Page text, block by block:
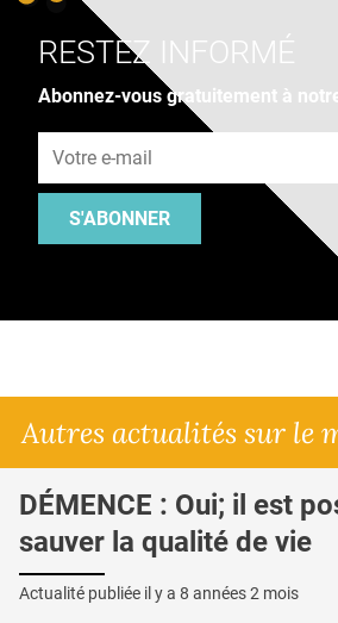
RESTEZ INFORMÉ
Abonnez-vous gratuitement à
S'ABONNER
Autres actualités sur le
DÉMENCE : Oui; il est
sauver la qualité de vie
Actualité publiée il y a 8 années 2 mois